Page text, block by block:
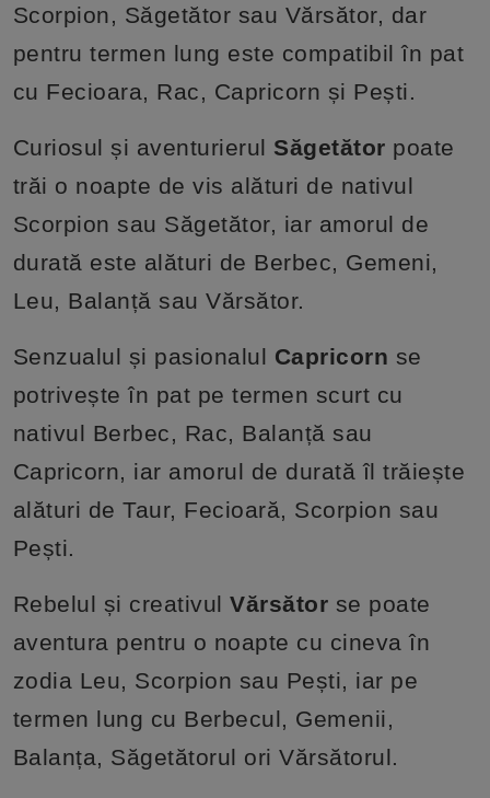
Scorpion, Săgetător sau Vărsător, dar
pentru termen lung este compatibil în pat
cu Fecioara, Rac, Capricorn și Pești.
Curiosul și aventurierul Săgetător poate
trăi o noapte de vis alături de nativul
Scorpion sau Săgetător, iar amorul de
durată este alături de Berbec, Gemeni,
Leu, Balanță sau Vărsător.
Senzualul și pasionalul Capricorn se
potrivește în pat pe termen scurt cu
nativul Berbec, Rac, Balanță sau
Capricorn, iar amorul de durată îl trăiește
alături de Taur, Fecioară, Scorpion sau
Pești.
Rebelul și creativulVărsător se poate
aventura pentru o noapte cu cineva în
zodia Leu, Scorpion sau Pești, iar pe
termen lung cu Berbecul, Gemenii,
Balanța, Săgetătorul ori Vărsătorul.